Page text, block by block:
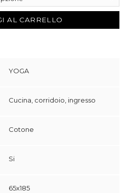
AL CARRELLO
YOGA
Cucina, corridoio, ingresso
Cotone
Si
65x185